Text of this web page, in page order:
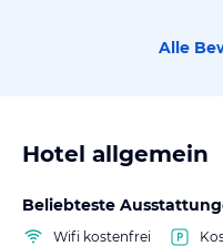
Alle
Hotel allgemein
Beliebteste
Wifi kostenfrei